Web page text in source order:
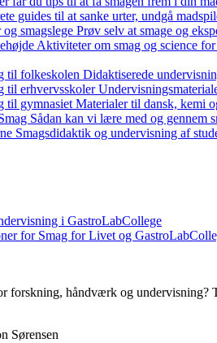
guides til at sanke urter, undgå
smagslege Prøv selv at smage og
Aktiviteter om smag og science
til folkeskolen Didaktiserede
til erhvervsskoler
til gymnasiet Materialer til dansk, kemi
Sådan kan vi lære med og gennem
Smagsdidaktik og undervisning af
i GastroLabCollege
for Smag for Livet og
forskning, håndværk og undervisning?
Sørensen